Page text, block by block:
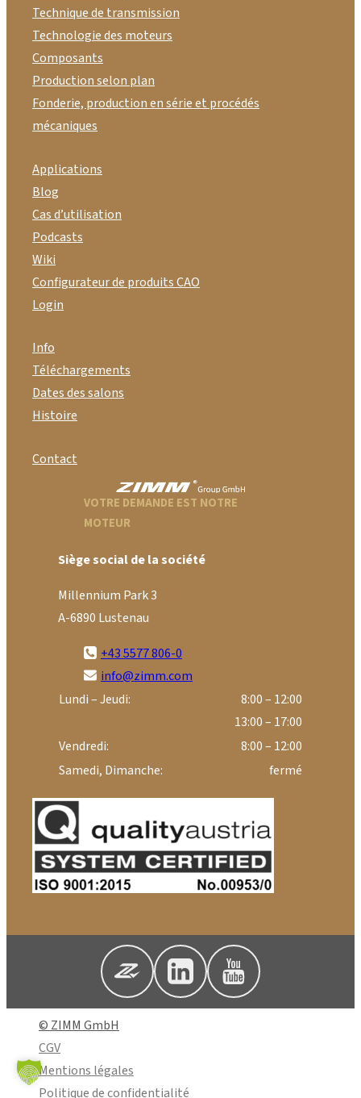
Technique de transmission
Technologie des moteurs
Composants
Production selon plan
Fonderie, production en série et procédés
mécaniques
Applications
Blog
Cas d’utilisation
Podcasts
Wiki
Configurateur de produits CAO
Login
Info
Téléchargements
Dates des salons
Histoire
Contact
VOTRE DEMANDE EST NOTRE
MOTEUR
Siège social de la société
Millennium Park 3
A-6890 Lustenau
+43 5577 806-0
info@zimm.com
Lundi – Jeudi:
8:00 – 12:00
13:00 – 17:00
Vendredi:
8:00 – 12:00
Samedi, Dimanche:
fermé
© ZIMM GmbH
CGV
Mentions légales
Politique de confidentialité